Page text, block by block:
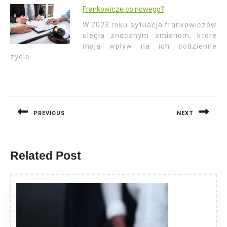
Frankowicze co nowego?
W 2023 roku sytuacja frankowiczów
uległa znacznym zmianom, które
mają wpływ na ich codzienne
życie…
PREVIOUS NEXT
Related Post